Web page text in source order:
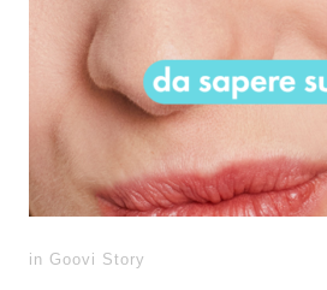
in Goovi Story